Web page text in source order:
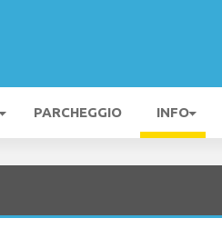
PARCHEGGIO INFO